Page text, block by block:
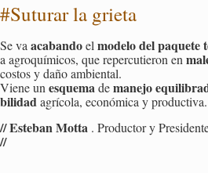
#Su­tu­rar la grie­ta
Se va aca­ban­doel mo­de­lo del pa­que­te
a agro­quí­mi­cos, que re­per­cu­tie­ron en
cos­tos y daño am­bien­tal.
Viene un es­que­madema­ne­jo
bi­li­dadagrí­co­la, eco­nó­mi­ca y pro­duc­ti­va.
// Es­te­ban Motta . Pro­duc­tor y
//